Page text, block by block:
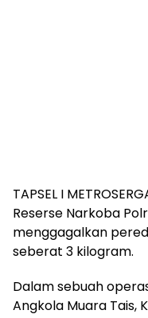
TAPSEL I
Reserse Narkoba
menggagalkan
seberat 3 kilogram.
Dalam sebuah
Angkola Muara Tais,